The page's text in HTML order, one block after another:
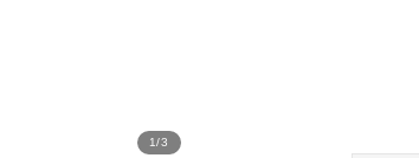
1/3